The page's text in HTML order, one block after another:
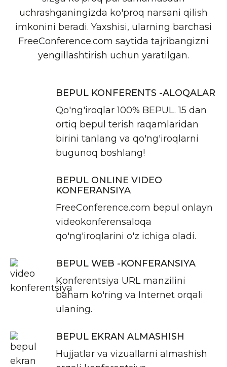
uchrashganingizda ko'proq narsani qilish
imkonini beradi. Yaxshisi, ularning barchasi
FreeConference.com saytida tajribangizni
yengillashtirish uchun yaratilgan.
BEPUL KONFERENTS -ALOQALAR
Qo'ng'iroqlar 100% BEPUL. 15 dan
ortiq bepul terish raqamlaridan
birini tanlang va qo'ng'iroqlarni
bugunoq boshlang!
BEPUL ONLINE VIDEO
KONFERANSIYA
FreeConference.com bepul onlayn
videokonferensaloqa
qo'ng'iroqlarini o'z ichiga oladi.
BEPUL WEB -KONFERANSIYA
Konferentsiya URL manzilini
baham ko'ring va Internet orqali
ulaning.
BEPUL EKRAN ALMASHISH
Hujjatlar va vizuallarni almashish